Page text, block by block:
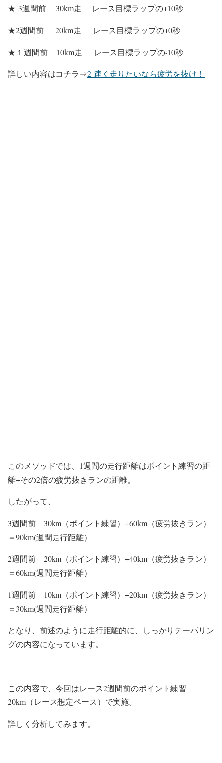
★ 3週間前 30km走 レース目標ラップの+10秒
★2週間前 20km走 レース目標ラップの+0秒
★１週間前 10km走 レース目標ラップの-10秒
詳しい内容はコチラ⇒2 速く走りたいなら疲労を抜け！
このメソッドでは、1週間の走行距離はポイント練習の距
離+その2倍の疲労抜きランの距離。
したがって、
3週間前 30km（ポイント練習）+60km（疲労抜きラン）
＝90km(週間走行距離）
2週間前 20km（ポイント練習）+40km（疲労抜きラン）
＝60km(週間走行距離）
1週間前 10km（ポイント練習）+20km（疲労抜きラン）
＝30km(週間走行距離）
となり、前述のように走行距離的に、しっかりテーパリン
グの内容になっています。
この内容で、今回はレース2週間前のポイント練習
20km（レース想定ペース）で実施。
詳しく分析してみます。